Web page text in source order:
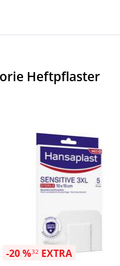
Heftpflaster
-20 %32EXTRA